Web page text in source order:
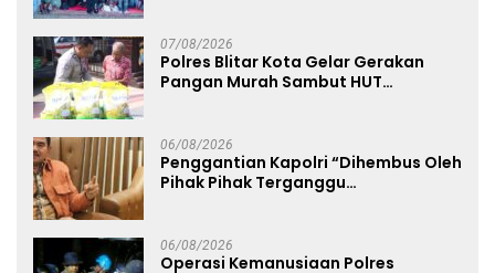
07/08/2026
Polres Blitar Kota Gelar Gerakan
Pangan Murah Sambut HUT
06/08/2026
Penggantian Kapolri “Dihembus Oleh
Pihak Pihak Terganggu
06/08/2026
Operasi Kemanusiaan Polres